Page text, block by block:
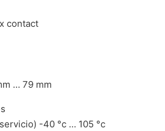
contact
… 79 mm
-40 °c … 105 °c